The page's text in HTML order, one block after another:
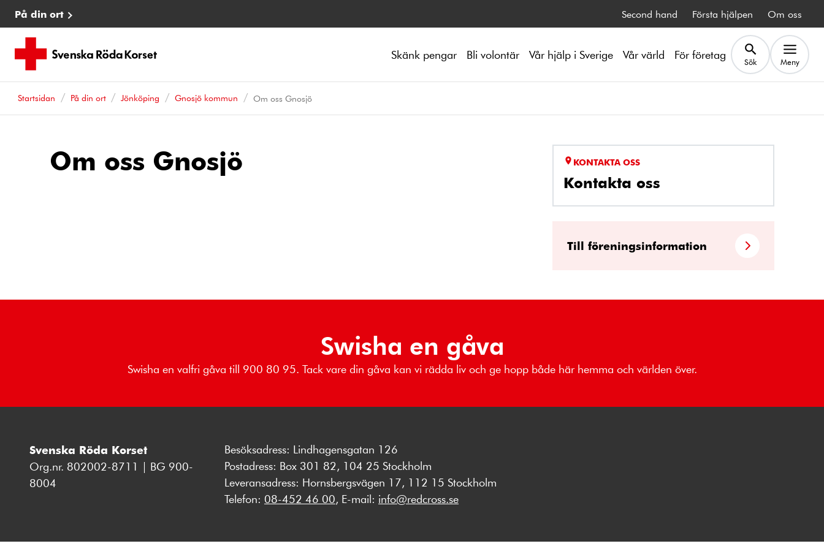
På din ort Second hand Första hjälpen Om oss
Skänk pengar Bli volontär Vår hjälp i Sverige Vår värld För företag Sök Meny
Startsidan På din ort Jönköping Gnosjö kommun Om oss Gnosjö
Om oss Gnosjö KONTAKTA OSS
Kontakta oss
Till föreningsinformation
Swisha en gåva
Swisha en valfri gåva till 900 80 95. Tack vare din gåva kan vi rädda liv och ge hopp både här hemma och världen över.
Svenska Röda Korset
Org.nr. 802002-8711 | BG 900-
8004
Besöksadress: Lindhagensgatan 126
Postadress: Box 301 82, 104 25 Stockholm
Leveransadress: Hornsbergsvägen 17, 112 15 Stockholm
Telefon: 08-452 46 00, E-mail: info@redcross.se